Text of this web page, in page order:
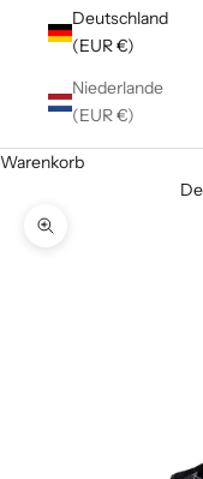
Deutschland
(EUR €)
Niederlande
(EUR €)
Warenkorb
Bild vergrößern